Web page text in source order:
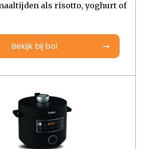
als risotto, yoghurt of
Bekijk bij bol